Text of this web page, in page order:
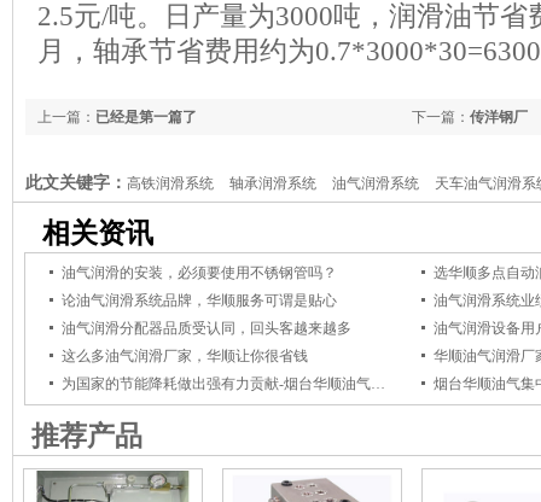
2.5元/吨。日产量为3000吨，润滑油节省
月，轴承节省费用约为
下一篇： 传洋钢厂
上一篇： 已经是第一篇了
此文关键字： 高铁润滑系统 轴承润滑系统 油气润滑系统 天车油气润滑系
相关资讯
油气润滑的安装，必须要使用不锈钢管吗？
选华顺多点自动
论油气润滑系统品牌，华顺服务可谓是贴心
油气润滑系统业
油气润滑分配器品质受认同，回头客越来越多
油气润滑设备用
这么多油气润滑厂家，华顺让你很省钱
华顺油气润滑厂
为国家的节能降耗做出强有力贡献-烟台华顺油气润滑厂家
推荐产品